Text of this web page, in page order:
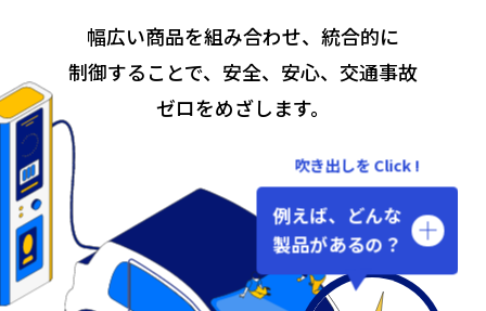
幅広い商品を組み合わせ、統合的に
制御することで、安全、安心、交通事故
ゼロをめざします。
吹き出しを Click !
例えば、どんな
製品があるの？